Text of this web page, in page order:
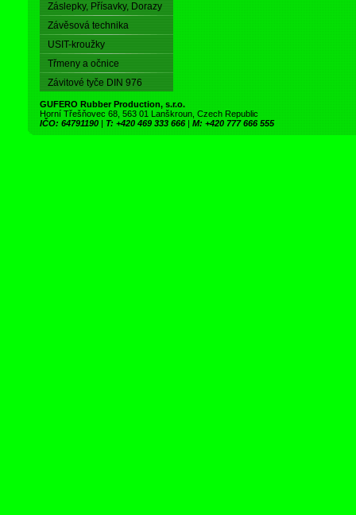
Záslepky, Přísavky, Dorazy
Závěsová technika
USIT-kroužky
Třmeny a očnice
Závitové tyče DIN 976
GUFERO Rubber Production, s.r.o.
Horní Třešňovec 68, 563 01 Lanškroun, Czech Republic
IČO: 64791190 | T: +420 469 333 666 | M: +420 777 666 555